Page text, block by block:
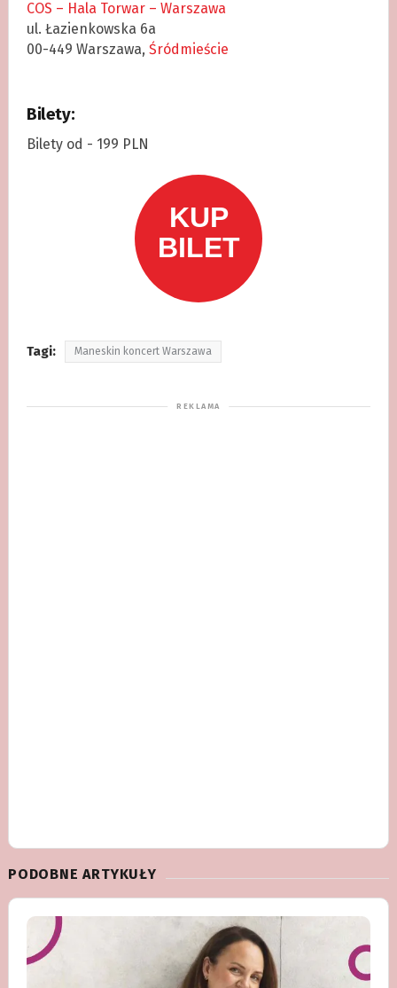
COS – Hala Torwar – Warszawa
ul. Łazienkowska 6a
00-449 Warszawa, Śródmieście
Bilety:
Bilety od - 199 PLN
Tagi: Maneskin koncert Warszawa
PODOBNE ARTYKUŁY